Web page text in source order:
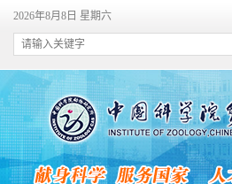
2026年8月8日 星期六